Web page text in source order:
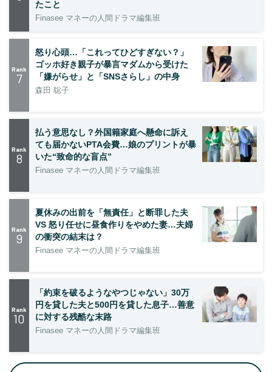
たこと
Finasee マネーの人間ドラマ編集班
Rank
7
怒り心頭…「これってひどすぎない？」
ゴッホ好き親子が暴言マダムから受けた
「嫌がらせ」と「SNSさらし」の中身
森田 聡子
Rank
8
払う意思なし？外国籍家庭へ懸命に訴え
ても届かないPTA会費…娘のプリントが暴
いた“致命的な盲点”
Finasee マネーの人間ドラマ編集班
Rank
9
夏休みの出前を「無責任」と断罪した夫
VS 怒り任せに昼食作りをやめた妻…夫婦
の衝突の結末は？
Finasee マネーの人間ドラマ編集班
Rank
10
「約束を破るようなやつじゃない」30万
円を貸した夫と500円を貸した息子…善意
に対する残酷な末路
Finasee マネーの人間ドラマ編集班